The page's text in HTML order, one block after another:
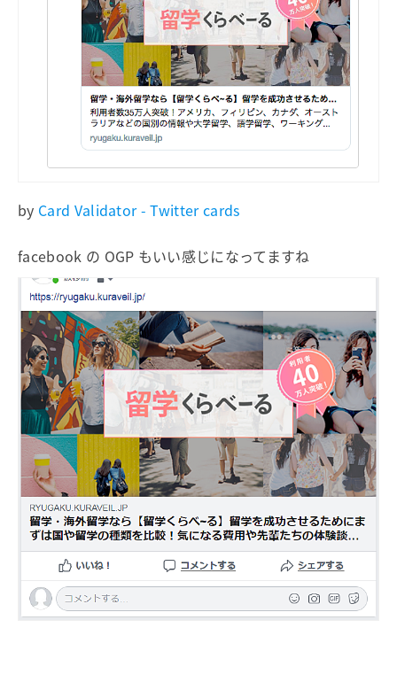
by Card Validator - Twitter cards
facebook の OGP もいい感じになってますね